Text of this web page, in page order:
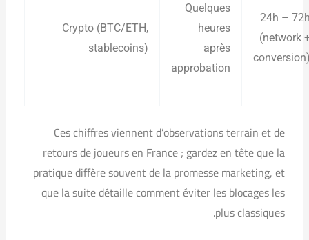
Crypto (BTC/ETH,
stablecoins)
Quelques
heures
après
approbation
24h –
(network
Ces chiffres viennent d’observations terrain et de
retours de joueurs en France ; gardez en tête que la
pratique diffère souvent de la promesse marketing, et
que la suite détaille comment éviter les blocages les
plus classiques.